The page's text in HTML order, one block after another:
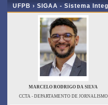
UFPB › SIGAA - Sistema
MARCELO RODRIGO DA SILVA
CCTA - DEPARTAMENTO DE JORNALISMO